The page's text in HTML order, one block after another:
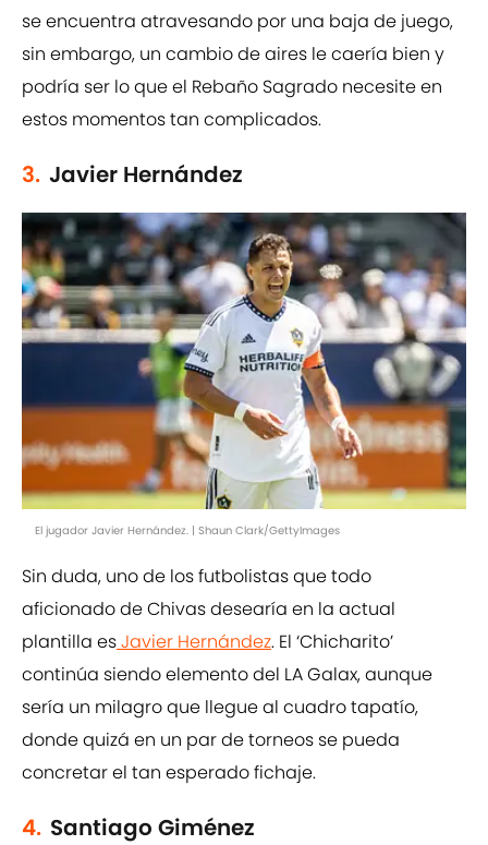
se encuentra atravesando por una baja de juego,
sin embargo, un cambio de aires le caería bien y
podría ser lo que el Rebaño Sagrado necesite en
estos momentos tan complicados.
3. Javier Hernández
El jugador Javier Hernández. | Shaun Clark/GettyImages
Sin duda, uno de los futbolistas que todo
aficionado de Chivas desearía en la actual
plantilla esJavier Hernández. El ‘Chicharito’
continúa siendo elemento del LA Galax, aunque
sería un milagro que llegue al cuadro tapatío,
donde quizá en un par de torneos se pueda
concretar el tan esperado fichaje.
4. Santiago Giménez